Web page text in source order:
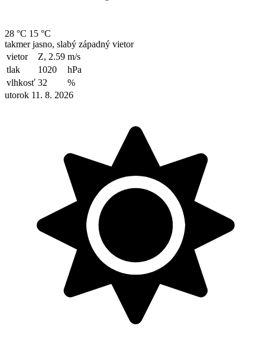
28 °C 15 °C
takmer jasno, slabý západný vietor
vietor
Z, 2.59 m/s
tlak
1020
hPa
vlhkosť 32
%
utorok 11. 8. 2026